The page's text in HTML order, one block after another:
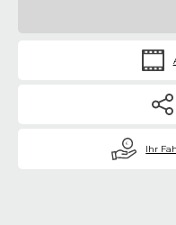
€ Ihr